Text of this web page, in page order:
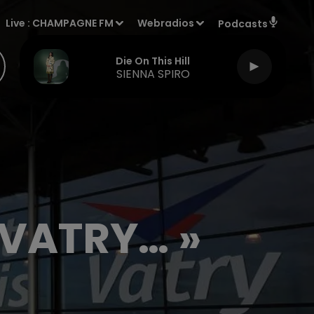
Live : CHAMPAGNE FM Webradios Podcasts
Die On This Hill
SIENNA SPIRO
»